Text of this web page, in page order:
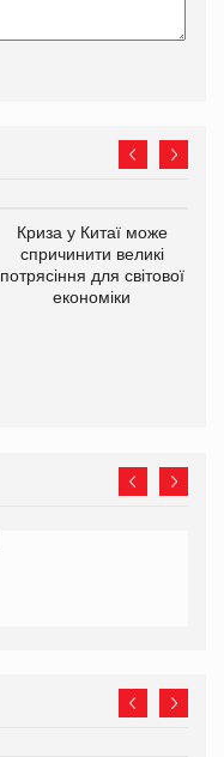
Криза у Китаї може
спричинити великі
потрясіння для світової
економіки